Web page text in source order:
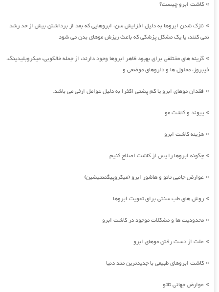
» کاشت ابرو چیست؟
» نازک شدن ابروها به دلیل افزایش سن، ابروهایی که بعد از برداشتن بیش از حد رشد
نمی کنند، یا یک مشکل پزشکی که باعث ریزش موهای بدن می شود
» گزینه های مختلفی برای بهبود ظاهر ابروها وجود دارند، از جمله خالکوبی، میکروبلیدینگ،
فیبروز، محلول ها و داروهای موضعی و
» فقدان موهای ابرو یا کم پشتی اکثرا به دلیل عوامل ارثی می باشد.
» پیوند و کاشت مو
» هزینه کاشت ابرو
» چگونه ابروها را پس از کاشت اصلاح کنیم
» عوارض جانبی تاتو و هاشور ابرو (میکروپیگمنتیشین)
» روش های طب سنتی برای تقویت ابروها
» محدودیت ها و مشکلات موجود در کاشت ابرو
» علت از دست رفتن موهای ابرو
» کاشت ابروهای طبیعی با جدیدترین متد دنیا
» عوارض جهانی تاتو